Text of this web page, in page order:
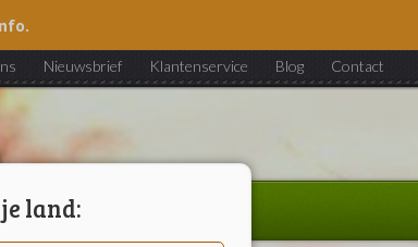
land:
Nieuwsbrief Klantenservice Blog Contact